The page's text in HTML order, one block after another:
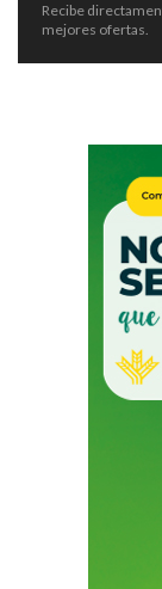
Recibe
mejores ofertas.